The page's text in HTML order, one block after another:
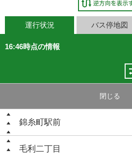
運行状況 バス停地図
16:46時点の情報
閉じる
錦糸町駅前
毛利二丁目